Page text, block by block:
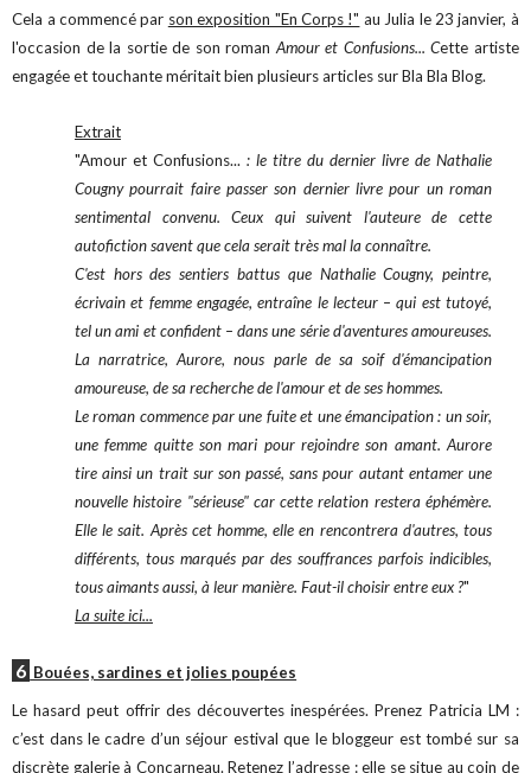
Cela a commencé par son exposition "En Corps !" au Julia le 23 janvier, à
l'occasion de la sortie de son roman Amour et Confusions... Cette artiste
engagée et touchante méritait bien plusieurs articles sur Bla Bla Blog.
Extrait
"Amour et Confusions... : le titre du dernier livre de Nathalie
Cougny pourrait faire passer son dernier livre pour un roman
sentimental convenu. Ceux qui suivent l'auteure de cette
autofiction savent que cela serait très mal la connaître.
C'est hors des sentiers battus que Nathalie Cougny, peintre,
écrivain et femme engagée, entraîne le lecteur – qui est tutoyé,
tel un ami et confident – dans une série d'aventures amoureuses.
La narratrice, Aurore, nous parle de sa soif d'émancipation
amoureuse, de sa recherche de l'amour et de ses hommes.
Le roman commence par une fuite et une émancipation : un soir,
une femme quitte son mari pour rejoindre son amant. Aurore
tire ainsi un trait sur son passé, sans pour autant entamer une
nouvelle histoire "sérieuse" car cette relation restera éphémère.
Elle le sait. Après cet homme, elle en rencontrera d'autres, tous
différents, tous marqués par des souffrances parfois indicibles,
tous aimants aussi, à leur manière. Faut-il choisir entre eux ?"
La suite ici...
6 Bouées, sardines et jolies poupées
Le hasard peut offrir des découvertes inespérées. Prenez Patricia LM :
c’est dans le cadre d’un séjour estival que le bloggeur est tombé sur sa
discrète galerie à Concarneau. Retenez l’adresse : elle se situe au coin de